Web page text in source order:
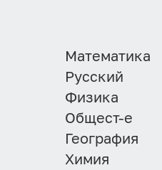
Математика
Русский
Физика
Общест-е
География
Химия